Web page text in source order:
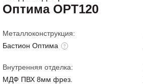
Оптима OPT120
Металлоконструкция:
Бастион Оптима
Внутренняя отделка:
МДФ ПВХ 8мм фрез.